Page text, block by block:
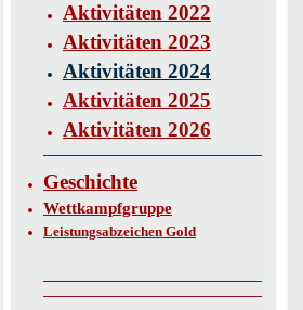
Aktivitäten 2022
Aktivitäten 2023
Aktivitäten 2024
Aktivitäten 2025
Aktivitäten 2026
Geschichte
Wettkampfgruppe
Leistungsabzeichen Gold